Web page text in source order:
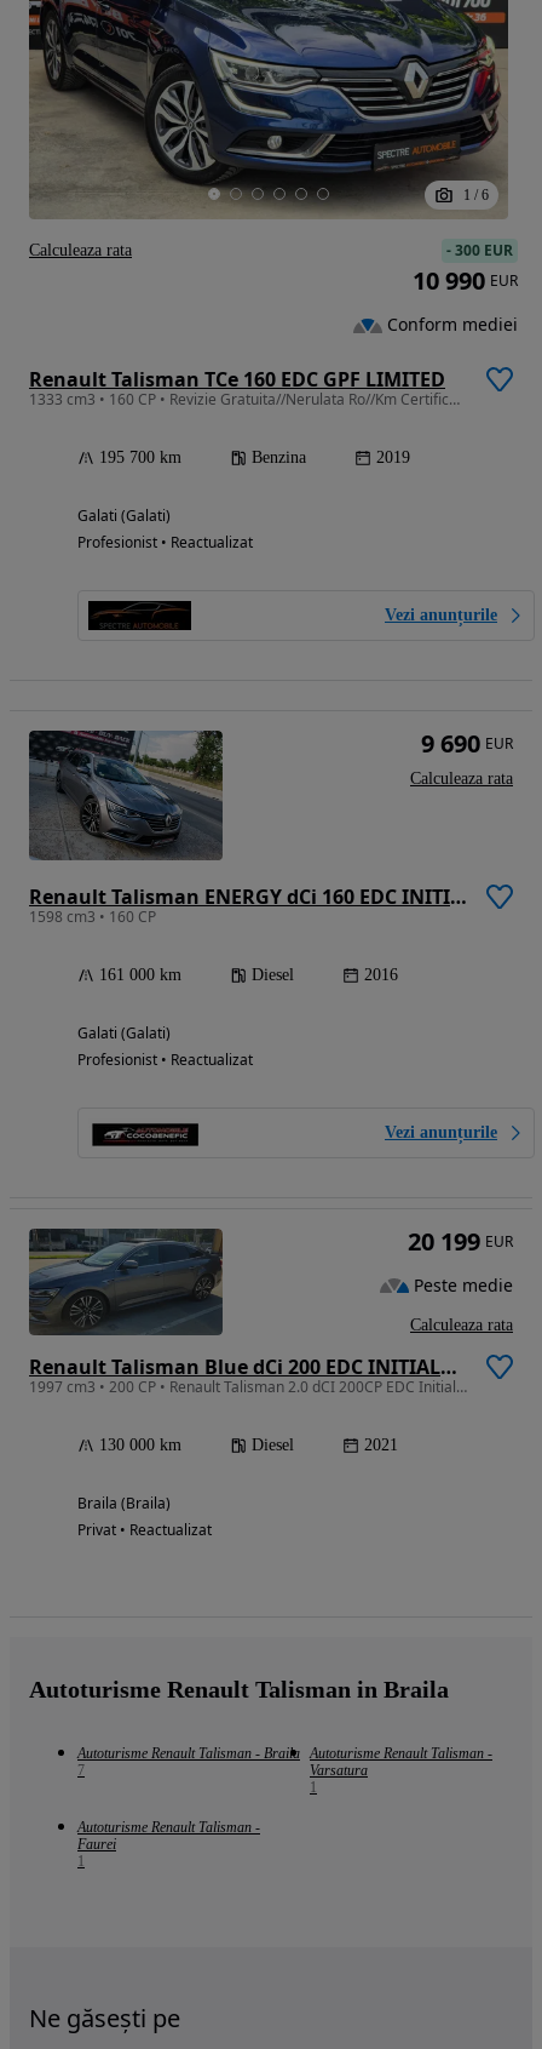
1 / 6
Renault Talisman TCe 160 EDC GPF LIMITED
1333 cm3 • 160 CP • Revizie Gratuita//Nerulata Ro//Km Certificati//Garantie
195 700 km Benzina 2019
Galati (Galati)
Profesionist • Reactualizat
Vezi anunțurile
-300 EUR
10 990 EUR
Conform mediei
Calculeaza rata
Renault Talisman ENERGY dCi 160 EDC INITIALE PARIS
1598 cm3 • 160 CP
161 000 km Diesel 2016
Galati (Galati)
Profesionist • Reactualizat
Vezi anunțurile
9 690 EUR
Calculeaza rata
Renault Talisman Blue dCi 200 EDC INITIALE PARIS
1997 cm3 • 200 CP • Renault Talisman 2.0 dCI 200CP EDC Initiale Paris Facelift/Garantie
130 000 km Diesel 2021
Braila (Braila)
Privat • Reactualizat
20 199 EUR
Peste medie
Calculeaza rata
Autoturisme Renault Talisman in Braila
Autoturisme Renault Talisman - Braila
7
Autoturisme Renault Talisman -
Varsatura
1
Autoturisme Renault Talisman -
Faurei
1
Ne găsești pe